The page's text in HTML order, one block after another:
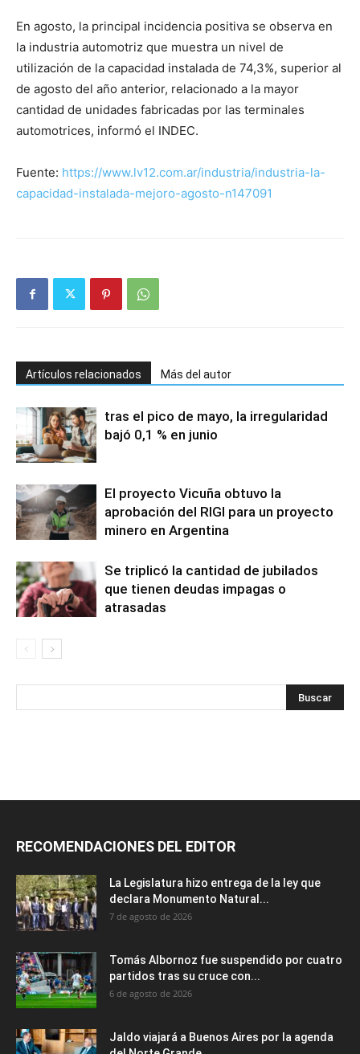
En agosto, la principal incidencia positiva se observa en
la industria automotriz que muestra un nivel de
utilización de la capacidad instalada de 74,3%, superior al
de agosto del año anterior, relacionado a la mayor
cantidad de unidades fabricadas por las terminales
automotrices, informó el INDEC.
Fuente: https://www.lv12.com.ar/industria/industria-la-
capacidad-instalada-mejoro-agosto-n147091
Artículos relacionados Más del autor
tras el pico de mayo, la irregularidad
bajó 0,1 % en junio
El proyecto Vicuña obtuvo la
aprobación del RIGI para un proyecto
minero en Argentina
Se triplicó la cantidad de jubilados
que tienen deudas impagas o
atrasadas
RECOMENDACIONES DEL EDITOR
La Legislatura hizo entrega de la ley que
declara Monumento Natural...
7 de agosto de 2026
Tomás Albornoz fue suspendido por cuatro
partidos tras su cruce con...
6 de agosto de 2026
Jaldo viajará a Buenos Aires por la agenda